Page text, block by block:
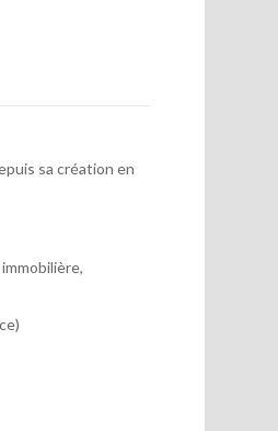
sa création en